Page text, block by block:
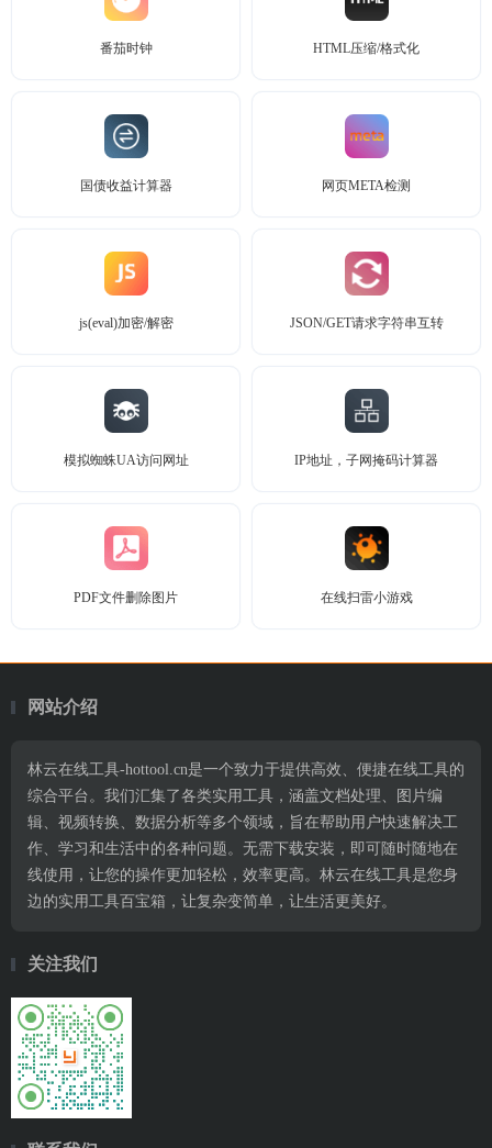
番茄时钟 HTML压缩/格式化
国债收益计算器 网页META检测
js(eval)加密/解密 JSON/GET请求字符串互转
模拟蜘蛛UA访问网址 IP地址，子网掩码计算器
PDF文件删除图片 在线扫雷小游戏
网站介绍
林云在线工具-hottool.cn是一个致力于提供高效、便捷在线工具的
综合平台。我们汇集了各类实用工具，涵盖文档处理、图片编
辑、视频转换、数据分析等多个领域，旨在帮助用户快速解决工
作、学习和生活中的各种问题。无需下载安装，即可随时随地在
线使用，让您的操作更加轻松，效率更高。林云在线工具是您身
边的实用工具百宝箱，让复杂变简单，让生活更美好。
关注我们